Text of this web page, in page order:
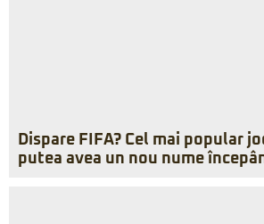
Dispare FIFA? Cel mai popular
putea avea un nou nume